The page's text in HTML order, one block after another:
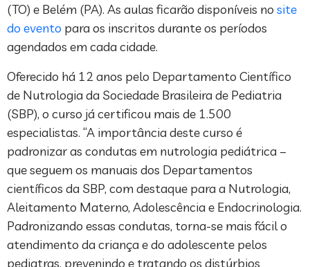
(TO) e Belém (PA). As aulas ficarão disponíveis no site
do evento para os inscritos durante os períodos
agendados em cada cidade.
Oferecido há 12 anos pelo Departamento Científico
de Nutrologia da Sociedade Brasileira de Pediatria
(SBP), o curso já certificou mais de 1.500
especialistas. “A importância deste curso é
padronizar as condutas em nutrologia pediátrica –
que seguem os manuais dos Departamentos
científicos da SBP, com destaque para a Nutrologia,
Aleitamento Materno, Adolescência e Endocrinologia.
Padronizando essas condutas, torna-se mais fácil o
atendimento da criança e do adolescente pelos
pediatras, prevenindo e tratando os distúrbios